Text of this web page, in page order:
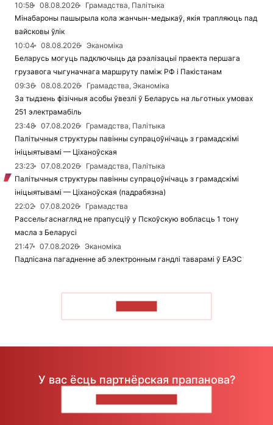
10:58
08.08.2026
Грамадства, Палітыка
Мінабароны пашырыла кола жанчын-медыкаў, якія трапляюць пад
вайсковы ўлік
10:04
08.08.2026
Эканоміка
Беларусь могуць падключыць да рэалізацыі праекта першага
грузавога чыгуначнага маршруту паміж РФ і Пакістанам
09:36
08.08.2026
Грамадства, Эканоміка
За тыдзень фізічныя асобы ўвезлі ў Беларусь на льготных умовах
251 электрамабіль
23:48
07.08.2026
Грамадства, Палітыка
Палітычныя структуры павінны супрацоўнічаць з грамадскімі
ініцыятывамі — Ціханоўская
23:23
07.08.2026
Грамадства, Палітыка
Палітычныя структуры павінны супрацоўнічаць з грамадскімі
ініцыятывамі — Ціханоўская (падрабязна)
22:02
07.08.2026
Грамадства
Рассельгаснагляд не прапусціў у Пскоўскую вобласць 1 тону
масла з Беларусі
21:47
07.08.2026
Эканоміка
Падпісана пагадненне аб электронным гандлі таварамі ў ЕАЭС
У вас ёсць партнёрская прапанова?